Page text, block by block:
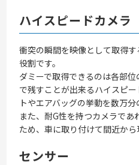
ハイスピードカメラ
衝突の瞬間を映像として取得
役割です。
ダミーで取得できるのは各部
で残すことが出来るハイスピ
トやエアバッグの挙動を数万分
また、耐G性を持つカメラであ
ため、車に取り付けて間近から
センサー